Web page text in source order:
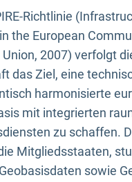
Richtlinie
the European
2007) verfolgt
das Ziel, eine
harmonisierte
mit integrierten
zu schaffen.
Mitgliedsstaaten,
sowie